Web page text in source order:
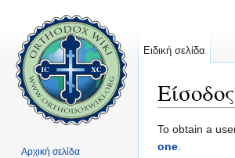
Είσοδος
To obtain a
one.
Ειδική σελίδα
Αρχική σελίδα